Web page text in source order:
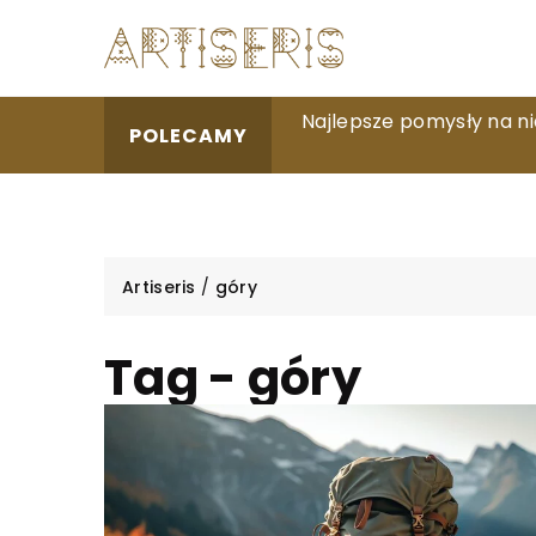
POLECAMY
Jak prawidłowo
Najlepsze pomysły na
Styl i wygoda: Jak
Artiseris / góry
Tag - góry